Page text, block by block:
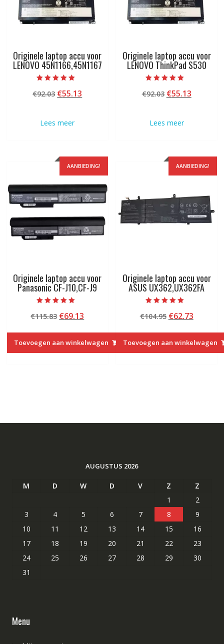
Originele laptop accu voor
LENOVO 45N1166,45N1167
5.00
van 5
€92.03 Oorspronkelijke
€92.03.
€55.13
Lees meer
Originele laptop accu voor
LENOVO ThinkPad S530
5.00
van 5
€92.03
€92.03.
€55.13Huidige
Lees meer
AANBIEDING!
Originele laptop accu voor
Panasonic CF-J10,CF-J9
5.00
van 5
€115.83 Oorspronkelijke
was:
€115.83.
€69.13
is:
€69.13.
Toevoegen aan winkelwagen
AANBIEDING!
Originele laptop accu voor
ASUS UX362,UX362FA
5.00
van 5
€104.95
was:
€104.95.
€62.73Huidige
is:
€62.73.
Toevoegen aan winkelwagen
AUGUSTUS 2026
M D W D V Z
Z
1
2
3
4 5 6 7 8
9
10
11 12 13 14 15
16
17
18 19 20 21 22
23
24
25 26 27 28 29
30
31
Menu